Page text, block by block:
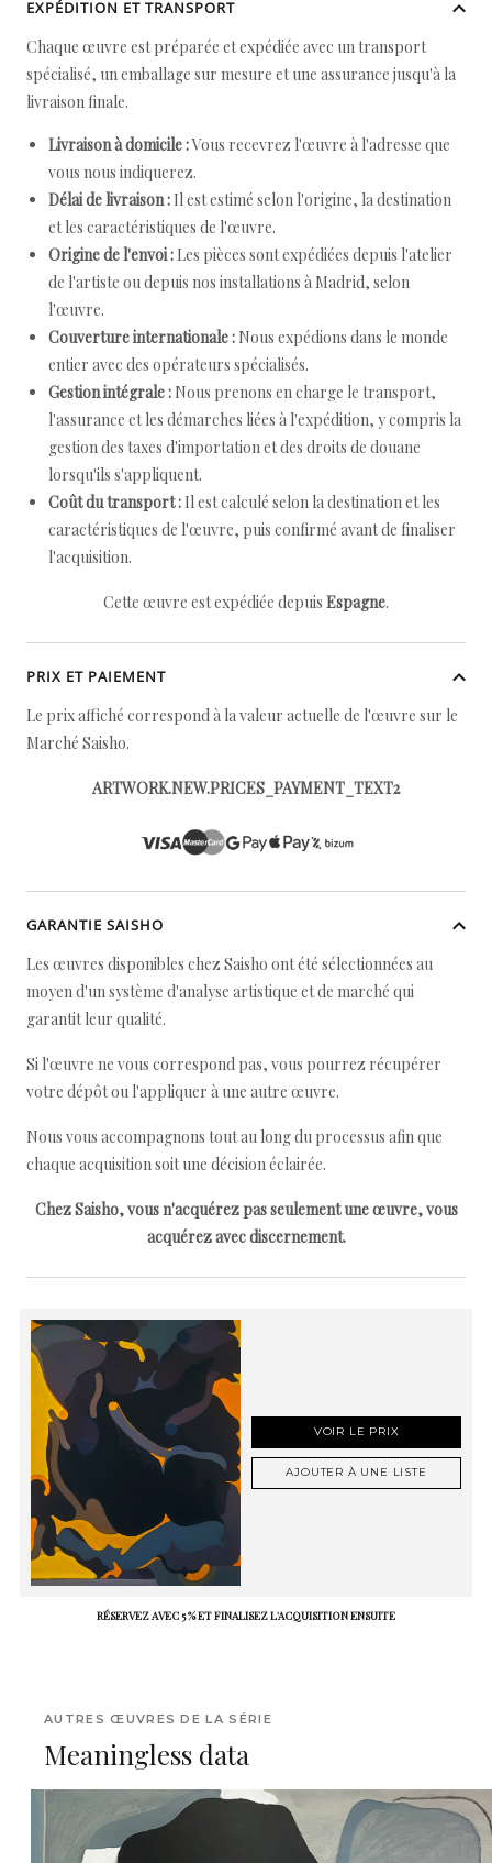
EXPÉDITION ET TRANSPORT
Chaque œuvre est préparée et expédiée avec un transport
spécialisé, un emballage sur mesure et une assurance jusqu'à la
livraison finale.
Livraison à domicile :Vous recevrez l'œuvre à l'adresse que
vous nous indiquerez.
Délai de livraison : Il est estimé selon l'origine, la destination
et les caractéristiques de l'œuvre.
Origine de l'envoi : Les pièces sont expédiées depuis l'atelier
de l'artiste ou depuis nos installations à Madrid, selon
l'œuvre.
Couverture internationale : Nous expédions dans le monde
entier avec des opérateurs spécialisés.
Gestion intégrale : Nous prenons en charge le transport,
l'assurance et les démarches liées à l'expédition, y compris la
gestion des taxes d'importation et des droits de douane
lorsqu'ils s'appliquent.
Coût du transport : Il est calculé selon la destination et les
caractéristiques de l'œuvre, puis confirmé avant de finaliser
l'acquisition.
Cette œuvre est expédiée depuis Espagne.
PRIX ET PAIEMENT
Le prix affiché correspond à la valeur actuelle de l'œuvre sur le
Marché Saisho.
ARTWORK.NEW.PRICES_PAYMENT_TEXT2
GARANTIE SAISHO
Les œuvres disponibles chez Saisho ont été sélectionnées au
moyen d'un système d'analyse artistique et de marché qui
garantit leur qualité.
Si l'œuvre ne vous correspond pas, vous pourrez récupérer
votre dépôt ou l'appliquer à une autre œuvre.
Nous vous accompagnons tout au long du processus afin que
chaque acquisition soit une décision éclairée.
Chez Saisho, vous n'acquérez pas seulement une œuvre, vous
acquérez avec discernement.
VOIR LE PRIX
AJOUTER À UNE LISTE
RÉSERVEZ AVEC 5 % ET FINALISEZ L'ACQUISITION ENSUITE
AUTRES ŒUVRES DE LA SÉRIE
Meaningless data